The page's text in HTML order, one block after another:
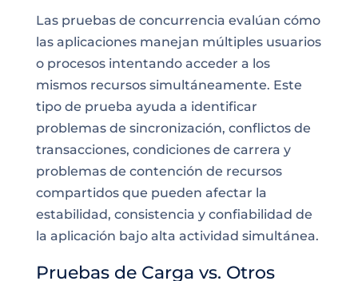
Las pruebas de concurrencia evalúan cómo
las aplicaciones manejan múltiples usuarios
o procesos intentando acceder a los
mismos recursos simultáneamente. Este
tipo de prueba ayuda a identificar
problemas de sincronización, conflictos de
transacciones, condiciones de carrera y
problemas de contención de recursos
compartidos que pueden afectar la
estabilidad, consistencia y confiabilidad de
la aplicación bajo alta actividad simultánea.
Pruebas de Carga vs. Otros